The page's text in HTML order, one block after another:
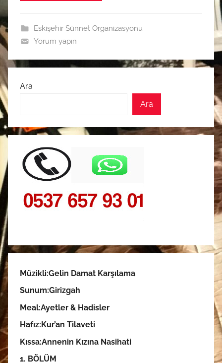
Eskişehir Sünnet Organizasyonu
Yorum yapın
Ara
Ara
Müzikli:Gelin Damat Karşılama
Sunum:Girizgah
Meal:Ayetler & Hadisler
Hafız:Kur’an Tilaveti
Kıssa:Annenin Kızına Nasihati
1. BÖLÜM